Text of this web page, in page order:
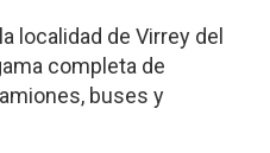
localidad de Virrey del
completa de
buses y